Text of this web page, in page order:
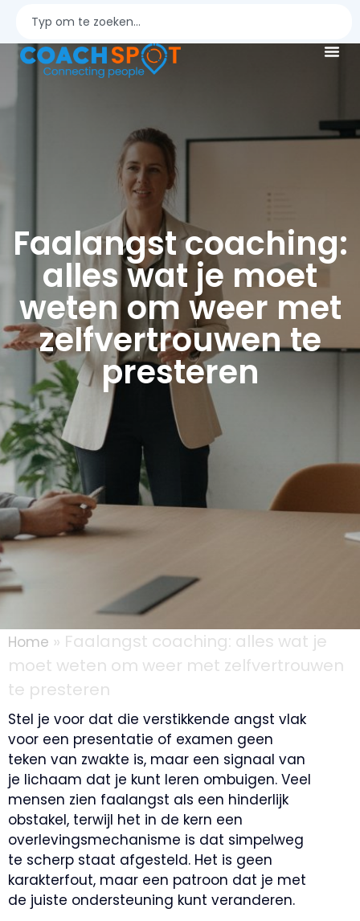
Faalangst coaching:
alles wat je moet
weten om weer met
zelfvertrouwen te
presteren
Home » Faalangst coaching: alles wat je
moet weten om weer met zelfvertrouwen
te presteren
Stel je voor dat die verstikkende angst vlak
voor een presentatie of examen geen
teken van zwakte is, maar een signaal van
je lichaam dat je kunt leren ombuigen. Veel
mensen zien faalangst als een hinderlijk
obstakel, terwijl het in de kern een
overlevingsmechanisme is dat simpelweg
te scherp staat afgesteld. Het is geen
karakterfout, maar een patroon dat je met
de juiste ondersteuning kunt veranderen.